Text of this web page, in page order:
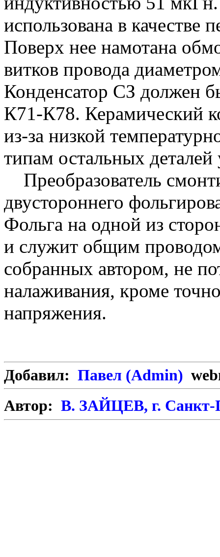
использована в качестве
Поверх нее намотана
витков провода
Конденсатор СЗ должен
К71-К78. Керамический
из-за низкой
типам остальных
Преобразователь
двустороннего
Фольга на одной из
и служит общим
собранных автором, не
налаживания, кроме
напряжения.
Добавил: Павел (Admin)
Автор: В. ЗАЙЦЕВ, г. Санкт-